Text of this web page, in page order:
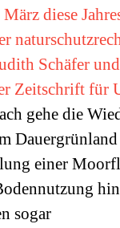
diese
Schäfer
Zeitschrift für
gehe die
einer
sogar